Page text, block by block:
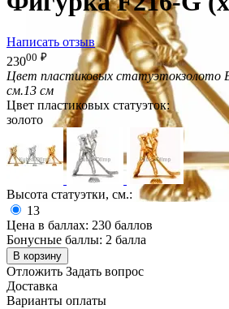
Написать отзыв
23000 ₽
Цвет пластиковых статуэтокзолото
см.13 см
Цвет пластиковых статуэток:
золото
Высота статуэтки, см.:
13
Цена в баллах: 230 баллов
Бонусные баллы: 2 балла
В корзину
Отложить Задать вопрос
Доставка
Варианты оплаты